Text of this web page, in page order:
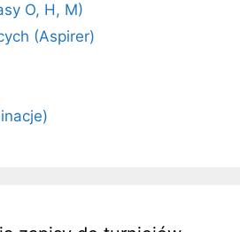
O, H, M)
(Aspirer)